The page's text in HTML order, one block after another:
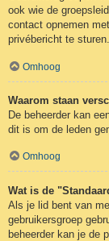
ook wie de
contact opnemen
privébericht te sturen.
Omhoog
Waarom staan
De beheerder kan
dit is om de leden
Omhoog
Wat is de
Als je lid bent van
gebruikersgroep
beheerder kan je de